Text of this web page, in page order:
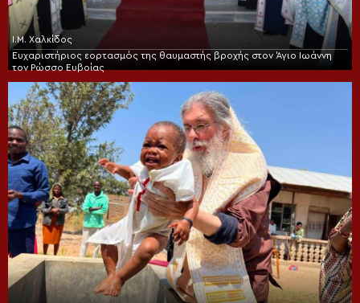
Ι.Μ. Χαλκίδος
Ευχαριστήριος εορτασμός της θαυμαστής βροχής στον Άγιο Ιωάννη
τον Ρώσσο Ευβοίας